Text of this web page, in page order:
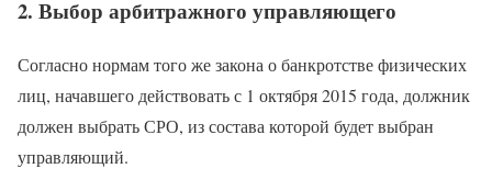
2. Выбор арбитражного управляющего
Согласно нормам того же закона о банкротстве физических
лиц, начавшего действовать с 1 октября 2015 года, должник
должен выбрать СРО, из состава которой будет выбран
управляющий.